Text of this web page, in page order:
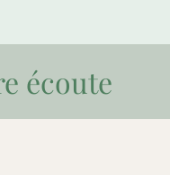
écoute